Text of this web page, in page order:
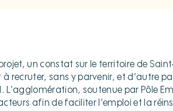
un constat sur le territoire de
recruter, sans y parvenir, et d’autre
soutenue par Pôle
afin de faciliter l’emploi et la